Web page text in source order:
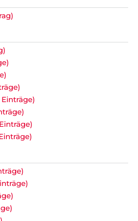
Richtige gefunden?
mit uns auf. Wir helfen
gerne weiter.